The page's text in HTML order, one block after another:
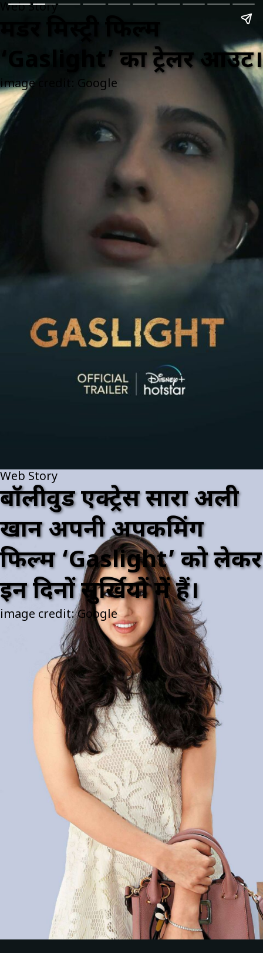
Web Story
मर्डर मिस्ट्री फिल्म
‘Gaslight’ का ट्रेलर आउट।
image credit: Google
Web Story
बॉलीवुड एक्ट्रेस सारा अली
खान अपनी अपकमिंग
फिल्म ‘Gaslight’ को लेकर
इन दिनों सुर्खियों में हैं।
image credit: Google